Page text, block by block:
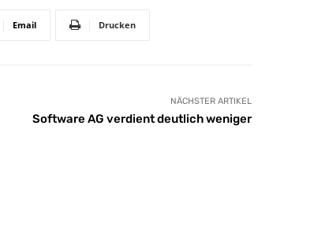
Email Drucken
NÄCHSTER ARTIKEL
Software AG verdient deutlich weniger